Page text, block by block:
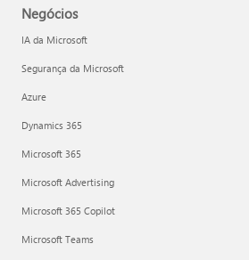
Negócios
IA da Microsoft
Segurança da Microsoft
Azure
Dynamics 365
Microsoft 365
Microsoft Advertising
Microsoft 365 Copilot
Microsoft Teams